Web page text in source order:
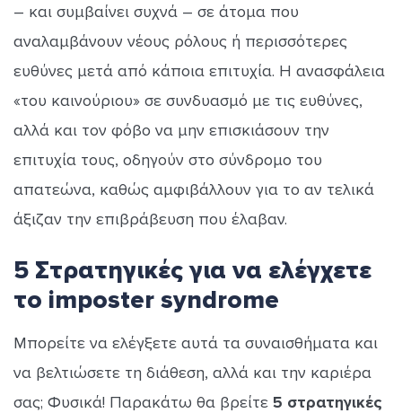
– και συμβαίνει συχνά – σε άτομα που
αναλαμβάνουν νέους ρόλους ή περισσότερες
ευθύνες μετά από κάποια επιτυχία. Η ανασφάλεια
«του καινούριου» σε συνδυασμό με τις ευθύνες,
αλλά και τον φόβο να μην επισκιάσουν την
επιτυχία τους, οδηγούν στο σύνδρομο του
απατεώνα, καθώς αμφιβάλλουν για το αν τελικά
άξιζαν την επιβράβευση που έλαβαν.
5 Στρατηγικές για να ελέγχετε
το imposter syndrome
Μπορείτε να ελέγξετε αυτά τα συναισθήματα και
να βελτιώσετε τη διάθεση, αλλά και την καριέρα
σας; Φυσικά! Παρακάτω θα βρείτε 5 στρατηγικές